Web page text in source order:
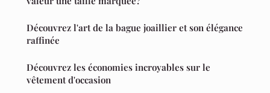
Découvrez l'art de la bague joaillier et son élégance
raffinée
Découvrez les économies incroyables sur le
vêtement d'occasion